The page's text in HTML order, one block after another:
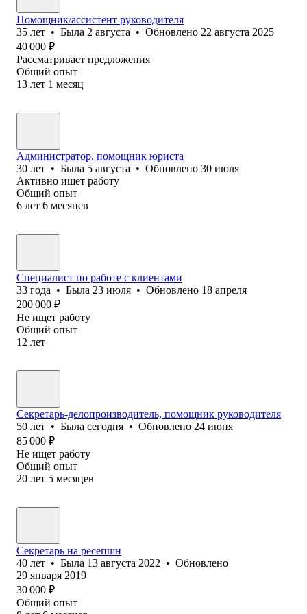
Помощник/ассистент руководителя
35 лет • Была 2 августа • Обновлено 22 августа 2025
40 000 ₽
Рассматривает предложения
Общий опыт
13 лет 1 месяц
Администратор, помощник юриста
30 лет • Была 5 августа • Обновлено 30 июля
Активно ищет работу
Общий опыт
6 лет 6 месяцев
Специалист по работе с клиентами
33 года • Была 23 июля • Обновлено 18 апреля
200 000 ₽
Не ищет работу
Общий опыт
12 лет
Секретарь-делопроизводитель, помощник руководителя
50 лет • Была сегодня • Обновлено 24 июня
85 000 ₽
Не ищет работу
Общий опыт
20 лет 5 месяцев
Секретарь на ресепшн
40 лет • Была 13 августа 2022 • Обновлено
29 января 2019
30 000 ₽
Общий опыт